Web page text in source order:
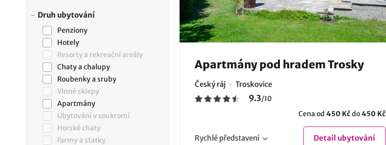
Druh ubytování
Penziony
Hotely
Resorty a rekreační areály
Chaty a chalupy
Roubenky a sruby
Vinné sklepy
Apartmány
Ubytování v soukromí
Horské chaty
Farmy a statky
Apartmány pod hradem Trosky
Český ráj Troskovice
9.3/10
Cena od 450 Kčdo450 Kč
Rychlé představení Detail ubytování